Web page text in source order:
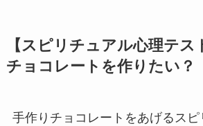
【スピリチュアル心理テス
チョコレートを作りたい？
手作りチョコレートをあげるス